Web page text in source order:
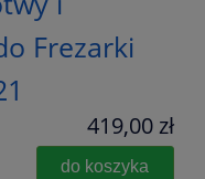
Frezarki
419,00 zł
do koszyka